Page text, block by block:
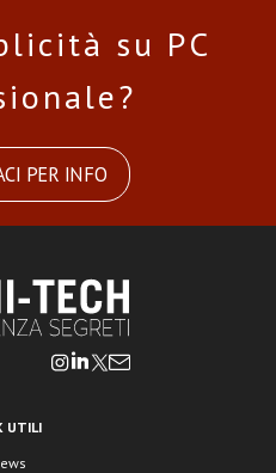
su PC
PER INFO
UTILI